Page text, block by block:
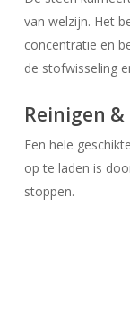
van welzijn. Het
concentratie en
de stofwisseling
Reinigen
Een hele
op te laden is
stoppen.